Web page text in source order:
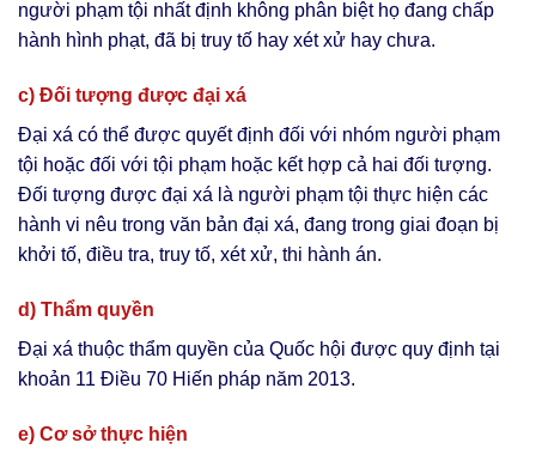
người phạm tội nhất định không phân biệt họ đang chấp
hành hình phạt, đã bị truy tố hay xét xử hay chưa.
c) Đối tượng được đại xá
Đại xá có thể được quyết định đối với nhóm người phạm
tội hoặc đối với tội phạm hoặc kết hợp cả hai đối tượng.
Đối tượng được đại xá là người phạm tội thực hiện các
hành vi nêu trong văn bản đại xá, đang trong giai đoạn bị
khởi tố, điều tra, truy tố, xét xử, thi hành án.
d) Thẩm quyền
Đại xá thuộc thẩm quyền của Quốc hội được quy định tại
khoản 11 Điều 70 Hiến pháp năm 2013.
e) Cơ sở thực hiện